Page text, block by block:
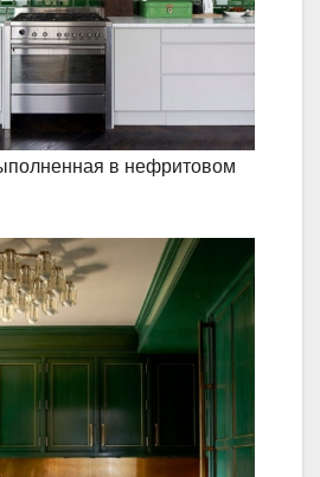
в нефритовом